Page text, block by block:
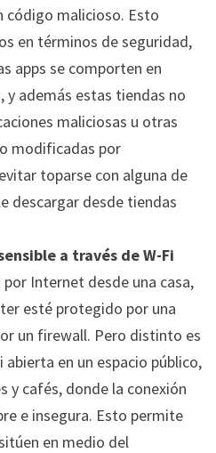
código malicioso. Esto
en términos de seguridad,
apps se comporten en
y además estas tiendas no
maliciosas u otras
modificadas por
toparse con alguna de
descargar desde tiendas
a través de W-Fi
por Internet desde una casa,
esté protegido por una
un firewall. Pero distinto es
abierta en un espacio público,
y cafés, donde la conexión
e insegura. Esto permite
en medio del